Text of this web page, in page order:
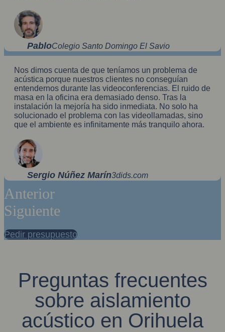
PabloColegio Santo Domingo El Savio
Nos dimos cuenta de que teníamos un problema de
acústica porque nuestros clientes no conseguían
entendernos durante las videoconferencias. El ruido de
masa en la oficina era demasiado denso. Tras la
instalación la mejoría ha sido inmediata. No solo ha
solucionado el problema con las videollamadas, sino
que el ambiente es infinitamente más tranquilo ahora.
Sergio Núñez Marín3dids.com
Anterior
Siguiente
Pedir presupuesto
Preguntas frecuentes
sobre aislamiento
acústico en Orihuela